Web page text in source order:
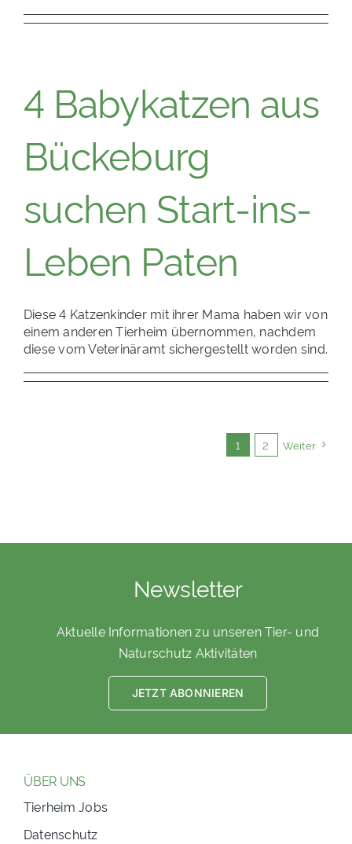
4 Babykatzen aus
Bückeburg
suchen Start-ins-
Leben Paten
Diese 4 Katzenkinder mit ihrer Mama haben wir von
einem anderen Tierheim übernommen, nachdem
diese vom Veterinäramt sichergestellt worden sind.
1 2 Weiter
Newsletter
Aktuelle Informationen zu unseren Tier- und
Naturschutz Aktivitäten
JETZT ABONNIEREN
ÜBER UNS
Tierheim Jobs
Datenschutz